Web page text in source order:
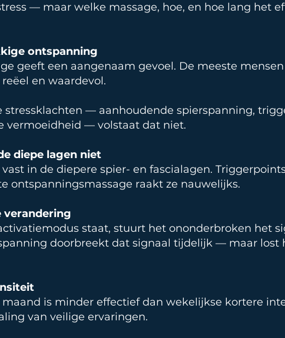
— maar welke massage, hoe, en hoe lang het
ontspanning
geeft een aangenaam gevoel. De meeste
en waardevol.
stressklachten — aanhoudende spierspanning,
vermoeidheid — volstaat dat niet.
diepe lagen niet
in de diepere spier- en fascialagen.
ontspanningsmassage raakt ze nauwelijks.
staat, stuurt het ononderbroken het
doorbreekt dat signaal tijdelijk — maar lost
is minder effectief dan wekelijkse kortere
van veilige ervaringen.